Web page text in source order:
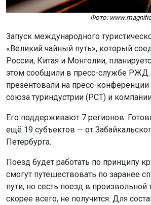
Фото:
Запуск международного
«Великий чайный путь», который
России, Китая и Монголии,
этом сообщили в пресс-службе
презентовали на пресс-конференции
союза туриндустрии (РСТ) и
Его поддерживают 7 регионов.
ещё 19 субъектов — от
Петербурга.
Поезд будет работать по принципу
смогут путешествовать по заранее
пути, но сесть поезд в произвольной
скорее всего, не получится. Для